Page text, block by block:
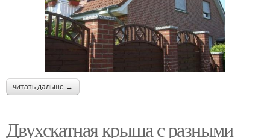
читать дальше →
Двухскатная крыша с разными